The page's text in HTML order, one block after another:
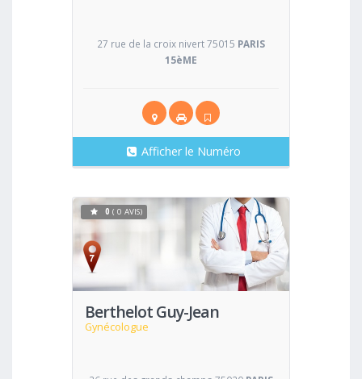
27 rue de la croix nivert 75015 PARIS
15èME
Afficher le Numéro
Berthelot Guy-Jean
Gynécologue
Voir
0 ( 0 AVIS)